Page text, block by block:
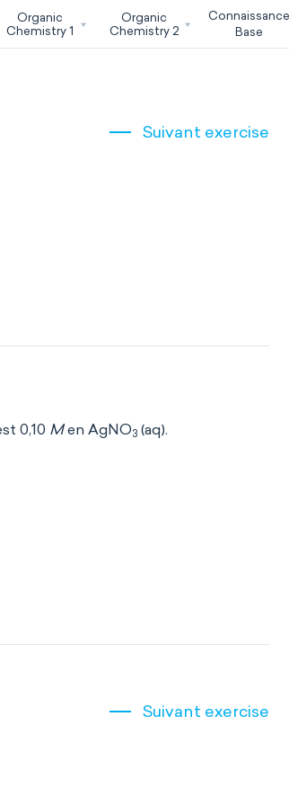
Organic
Chemistry 1
Organic
Chemistry 2
Connaissance
Base
Suivant exercise
0,10 Men AgNO3 (aq).
Suivant exercise